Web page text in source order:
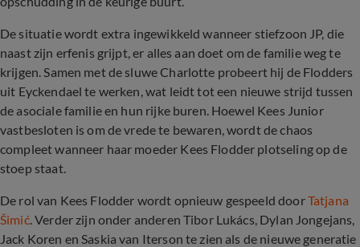
De situatie wordt extra ingewikkeld wanneer stiefzoon JP, die
naast zijn erfenis grijpt, er alles aan doet om de familie weg te
krijgen. Samen met de sluwe Charlotte probeert hij de Flodders
uit Eyckendael te werken, wat leidt tot een nieuwe strijd tussen
de asociale familie en hun rijke buren. Hoewel Kees Junior
vastbesloten is om de vrede te bewaren, wordt de chaos
compleet wanneer haar moeder Kees Flodder plotseling op de
stoep staat.
De rol van Kees Flodder wordt opnieuw gespeeld doorTatjana
Šimić. Verder zijn onder anderen Tibor Lukács, Dylan Jongejans,
Jack Koren en Saskia van Iterson te zien als de nieuwe generatie